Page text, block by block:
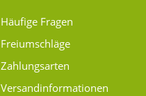
Häufige Fragen
Freiumschläge
Zahlungsarten
Versand­informationen